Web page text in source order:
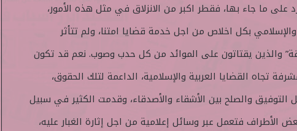
على ما جاء بها، فقطر اكبر من الانزلاق في مثل هذه الأمور،
بكل اخلاص من اجل خدمة قضايا امتنا، ولم تتأثر
والذين يقتاتون على الموائد من كل حدب وصوب. نعم قد تكون
تجاه القضايا العربية والإسلامية، الداعمة لتلك الحقوق،
والصلح بين الأشقاء والأصدقاء، وقدمت الكثير في سبيل
الأطراف فتعمل عبر وسائل إعلامية من اجل إثارة الغبار عليه،